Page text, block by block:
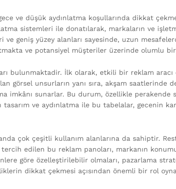
ve düşük aydınlatma koşullarında dikkat
sistemleri ile donatılarak, markaların ve
ve geniş yüzey alanları sayesinde, uzun
ve potansiyel müşteriler üzerinde olumlu bir
bulunmaktadir. İlk olarak, etkili bir reklam
görsel unsurların yanı sıra, akşam
imkânı sunarlar. Bu durum, özellikle perakende
ve aydınlatma ile bu tabelalar, gecenin
çok çeşitli kullanım alanlarına da sahiptir.
tercih edilen bu reklam panoları, markanın
göre özelleştirilebilir olmaları, pazarlama
dikkat çekmesi açısından önemli bir rol